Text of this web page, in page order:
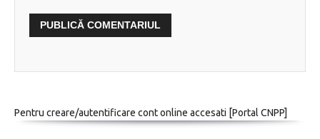
Pentru creare/autentificare cont online accesati [Portal CNPP]